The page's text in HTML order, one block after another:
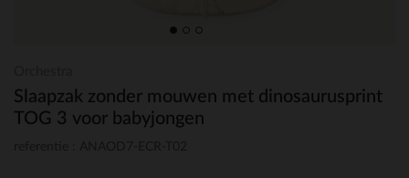
Slaapzak zonder mouwen met dinosaurusprint
TOG 3 voor babyjongen